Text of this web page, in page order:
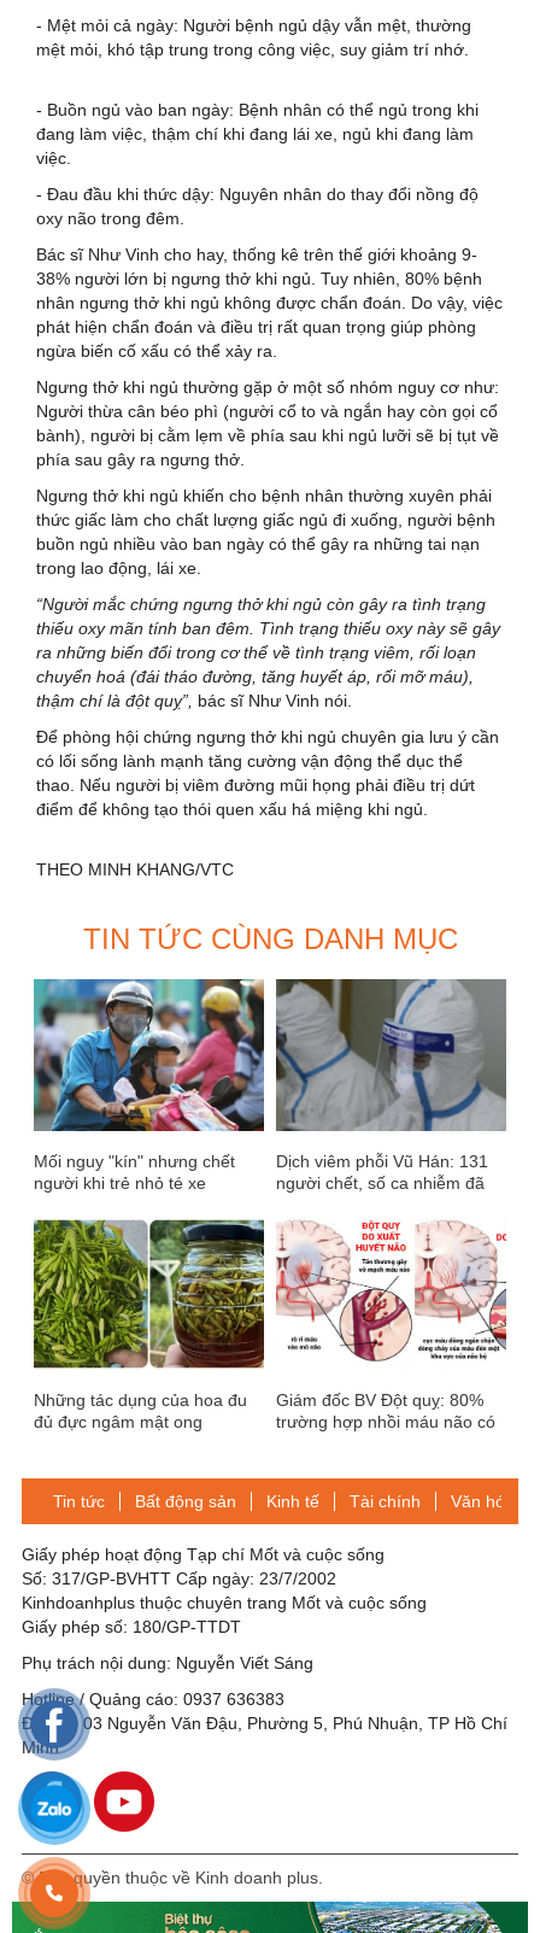
- Mệt mỏi cả ngày: Người bệnh ngủ dậy vẫn mệt, thường
mệt mỏi, khó tập trung trong công việc, suy giảm trí nhớ.
- Buồn ngủ vào ban ngày: Bệnh nhân có thể ngủ trong khi
đang làm việc, thậm chí khi đang lái xe, ngủ khi đang làm
việc.
- Đau đầu khi thức dậy: Nguyên nhân do thay đổi nồng độ
oxy não trong đêm.
Bác sĩ Như Vinh cho hay, thống kê trên thế giới khoảng 9-
38% người lớn bị ngưng thở khi ngủ. Tuy nhiên, 80% bệnh
nhân ngưng thở khi ngủ không được chẩn đoán. Do vậy, việc
phát hiện chẩn đoán và điều trị rất quan trọng giúp phòng
ngừa biến cố xấu có thể xảy ra.
Ngưng thở khi ngủ thường gặp ở một số nhóm nguy cơ như:
Người thừa cân béo phì (người cổ to và ngắn hay còn gọi cổ
bành), người bị cằm lẹm về phía sau khi ngủ lưỡi sẽ bị tụt về
phía sau gây ra ngưng thở.
Ngưng thở khi ngủ khiến cho bệnh nhân thường xuyên phải
thức giấc làm cho chất lượng giấc ngủ đi xuống, người bệnh
buồn ngủ nhiều vào ban ngày có thể gây ra những tai nạn
trong lao động, lái xe.
“Người mắc chứng ngưng thở khi ngủ còn gây ra tình trạng
thiếu oxy mãn tính ban đêm. Tình trạng thiếu oxy này sẽ gây
ra những biến đổi trong cơ thể về tình trạng viêm, rối loạn
chuyển hoá (đái tháo đường, tăng huyết áp, rối mỡ máu),
thậm chí là đột quỵ”, bác sĩ Như Vinh nói.
Để phòng hội chứng ngưng thở khi ngủ chuyên gia lưu ý cần
có lối sống lành mạnh tăng cường vận động thể dục thể
thao. Nếu người bị viêm đường mũi họng phải điều trị dứt
điểm để không tạo thói quen xấu há miệng khi ngủ.
THEO MINH KHANG/VTC
TIN TỨC CÙNG DANH MỤC
Mối nguy "kín" nhưng chết
người khi trẻ nhỏ té xe
Dịch viêm phỗi Vũ Hán: 131
người chết, số ca nhiễm đã
Những tác dụng của hoa đu
đủ đực ngâm mật ong
Giám đốc BV Đột quỵ: 80%
trường hợp nhồi máu não có
Tin tức
Bất động sản Kinh tế Tài chính Văn hóa-
Giấy phép hoạt động Tạp chí Mốt và cuộc sống
Số: 317/GP-BVHTT Cấp ngày: 23/7/2002
Kinhdoanhplus thuộc chuyên trang Mốt và cuộc sống
Giấy phép số: 180/GP-TTDT
Phụ trách nội dung: Nguyễn Viết Sáng
Hotline / Quảng cáo: 0937 636383
Địa chỉ: 03 Nguyễn Văn Đậu, Phường 5, Phú Nhuận, TP Hồ Chí
Minh
© Bản quyền thuộc về Kinh doanh plus.